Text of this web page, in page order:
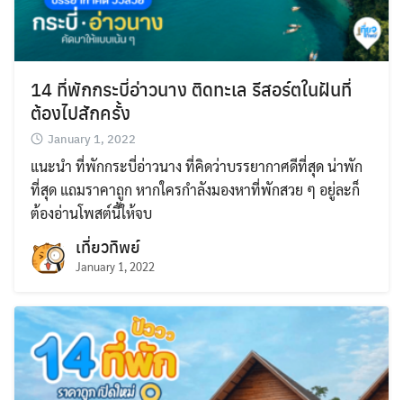
for:
14 ที่พักกระบี่อ่าวนาง ติดทะเล รีสอร์ตในฝันที่
ต้องไปสักครั้ง
January 1, 2022
แนะนำ ที่พักกระบี่อ่าวนาง ที่คิดว่าบรรยากาศดีที่สุด น่าพัก
ที่สุด แถมราคาถูก หากใครกำลังมองหาที่พักสวย ๆ อยู่ละก็
ต้องอ่านโพสต์นี้ให้จบ
เที่ยวทิพย์
January 1, 2022